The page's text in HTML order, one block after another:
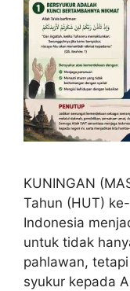
KUNINGAN
Tahun (HUT)
Indonesia
untuk tidak
pahlawan,
syukur kepada